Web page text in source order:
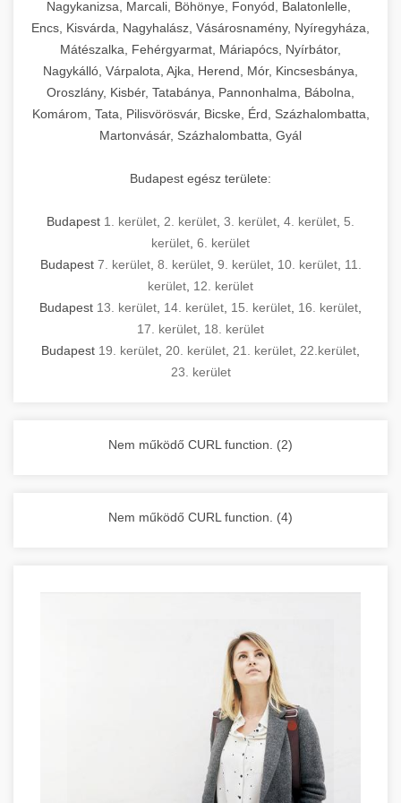
Ipari sütők és gőzpárolók katalógusa -
chef-iparikonyhagepek.hu
berendezések
használatot, miközben megfelel az összes
higiéniai előírásnak.
Ipari hűtőberendezések széles
választéka - chef-iparikonyhagepek.hu
kereskedelmi hűtőegység és hűtőkamra rendszerek
hőmérsékletet és vízminőséget figyelő
rendszerekkel, valamint energiatakarékos
technológiával rendelkeznek. A rozsdamentes
acél konstrukció és a könnyen hozzáférhető
karbantartási pontok biztosítják a hosszú
élettartamot és az egyszerű üzemeltetést.
Ipari mosogatógépek teljes kínálata -
kereskedelmi mosogatógép és tisztítóberendezések
tisztíthatók, szétszerelhetők és karbantarthatók,
megfelelnek az összes élelmiszer-biztonsági
előírásnak. Különböző teljesítményű modellek
állnak rendelkezésre asztali és állványos
kivitelben, az egyedi igények és a
feldolgozandó mennyiségek függvényében.
Biztonságos kezelést biztosító védőburkolatok
számára.
Sajtreszelő gépek szakmai választéka -
chef-iparikonyhagepek.hu
kereskedelmi sajtreszelő és aprítógépek
berendezést magában foglal, amely szükséges
egy modern, hatékonyan működő
kereskedelmi konyha komplett felszereléséhez
és működtetéséhez. Az alapvető
főzőberendezésektől (tűzhelyek, sütők,
grillsütők, frittőzök) kezdve a speciális
feldolgozógépeken (szeletelők, aprítók,
kiegészítő eszközökig mindent egy helyen
megtalál. Szakértő tanácsadóink segítenek a
megfelelő berendezések kiválasztásában, a
konyha optimális elrendezésének
megtervezésében, valamint a telepítés és az
üzembe helyezés koordinálásában. Hosszú távú
garancia, gyors szerviz és folyamatos műszaki
támogatás biztosítja az Ön nyugalmát és
Nagykonyhai berendezések komplett
Nagykanizsa, Marcali, Böhönye, Fonyód, Balatonlelle,
Encs, Kisvárda, Nagyhalász, Vásárosnamény, Nyíregyháza,
Mátészalka, Fehérgyarmat, Máriapócs, Nyírbátor,
Nagykálló, Várpalota, Ajka, Herend, Mór, Kincsesbánya,
Oroszlány, Kisbér, Tatabánya, Pannonhalma, Bábolna,
Komárom, Tata, Pilisvörösvár, Bicske, Érd, Százhalombatta,
Martonvásár, Százhalombatta, Gyál
Budapest egész területe:
Budapest 1. kerület 2. kerület 3. kerület 4. kerület 5.
kerület 6. kerület
Budapest 7. kerület, 8. kerület, 9. kerület, 10. kerület, 11.
kerület 12. kerület
Budapest 13. kerület 14. kerület 15. kerület 16. kerület
17. kerület 18. kerület
Budapest 19. kerület 20. kerület 21. kerület 22.kerület
23. kerület
Nem működő CURL function. (2)
Nem működő CURL function. (4)